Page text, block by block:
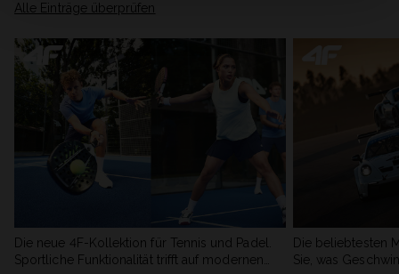
Alle Einträge überprüfen
Die neue 4F-Kollektion für Tennis und Padel.
Sportliche Funktionalität trifft auf modernen
Die beliebtesten
Sie, was